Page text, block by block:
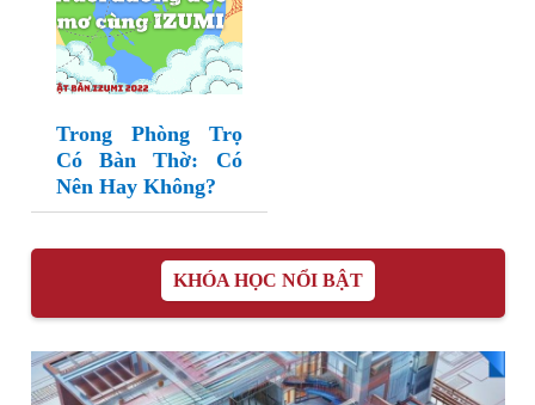
Trong Phòng Trọ
Có Bàn Thờ: Có
Nên Hay Không?
KHÓA HỌC NỔI BẬT